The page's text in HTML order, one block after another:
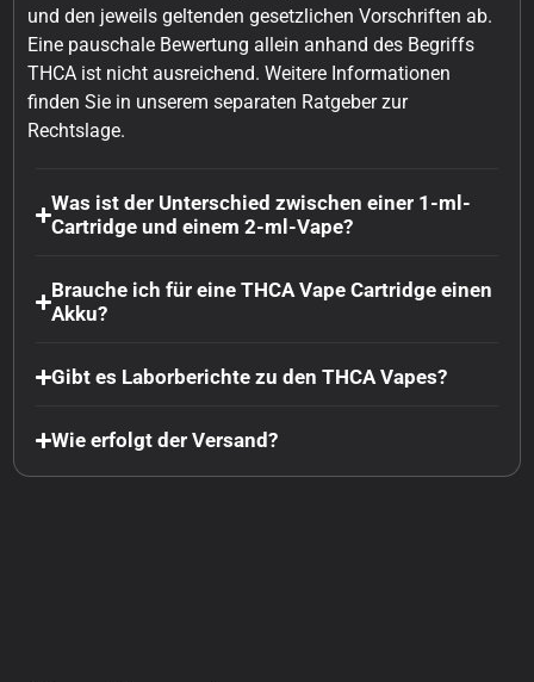
und den jeweils geltenden gesetzlichen Vorschriften ab.
Eine pauschale Bewertung allein anhand des Begriffs
THCA ist nicht ausreichend. Weitere Informationen
finden Sie in unserem separaten Ratgeber zur
Rechtslage.
Was ist der Unterschied zwischen einer 1-ml-
Cartridge und einem 2-ml-Vape?
Brauche ich für eine THCA Vape Cartridge einen
Akku?
Gibt es Laborberichte zu den THCA Vapes?
Wie erfolgt der Versand?